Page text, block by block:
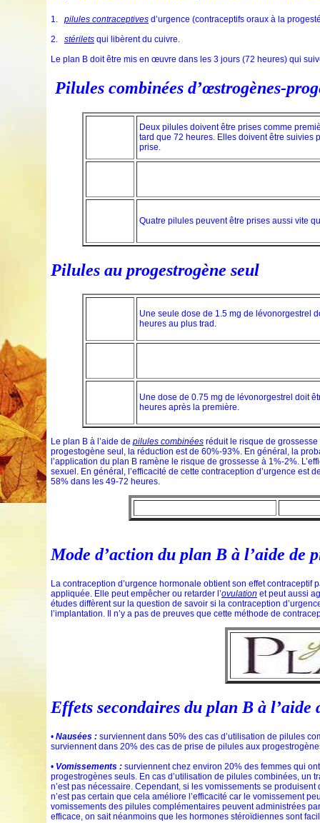
1. pilules contraceptives d’urgence (contraceptifs oraux à la
2. stérilets qui libèrent du cuivre.
Le plan B doit être mis en œuvre dans les 3 jours (72 heures) qui
Pilules combinées d’œstrogènes-
Deux pilules doivent être prises comme
tard que 72 heures. Elles doivent être suivies
prise.
Quatre pilules peuvent être prises aussi vite
Pilules au progestrogène seul
Une seule dose de 1.5 mg de lévonorgestrel
heures au plus trad.
Une dose de 0.75 mg de lévonorgestrel doit
heures après la première.
Le plan B à l’aide de pilules combinées réduit le risque de
progestogène seul, la réduction est de 60%-93%. En général, la
l’application du plan B ramène le risque de grossesse à 1%-2%.
sexuel. En général, l’efficacité de cette contraception d’urgence
58% dans les 49-72 heures.
Mode d’action du plan B à l’aide de
La contraception d’urgence hormonale obtient son effet
appliquée. Elle peut empêcher ou retarder l’ovulation et peut aussi
études diffèrent sur la question de savoir si la contraception
l’implantation. Il n’y a pas de preuves que cette méthode de
Effets secondaires du plan B à
• Nausées : surviennent dans 50% des cas d’utilisation de pilules
surviennent dans 20% des cas de prise de pilules aux
• Vomissements : surviennent chez environ 20% des femmes qui
progestrogènes seuls. En cas d’utilisation de pilules combinées, un
n’est pas nécessaire. Cependant, si les vomissements se
n’est pas certain que cela améliore l’efficacité car le vomissement
vomissements des pilules complémentaires peuvent administrées
efficace, on sait néanmoins que les hormones stéroïdiennes sont